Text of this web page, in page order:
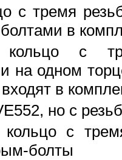
с тремя
в
кольцо с
на одном
в
но с
кольцо с
болты